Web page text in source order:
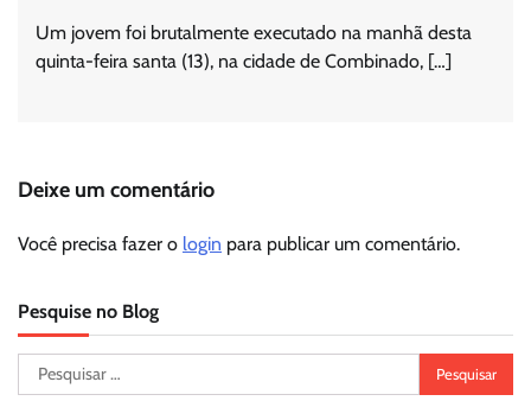
Um jovem foi brutalmente executado na manhã desta
quinta-feira santa (13), na cidade de Combinado, […]
Deixe um comentário
Você precisa fazer o login para publicar um comentário.
Pesquise no Blog
Pesquisar
por: